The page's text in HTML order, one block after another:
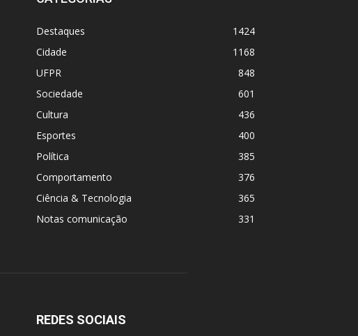
Destaques
1424
Cidade
1168
UFPR
848
Sociedade
601
Cultura
436
Esportes
400
Política
385
Comportamento
376
Ciência & Tecnologia
365
Notas comunicação
331
REDES SOCIAIS